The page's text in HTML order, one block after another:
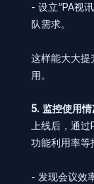
- 设立“PA视
队需求。
这样能大大提
用。
5. 监控使用
上线后，通
功能利用率等
- 发现会议效